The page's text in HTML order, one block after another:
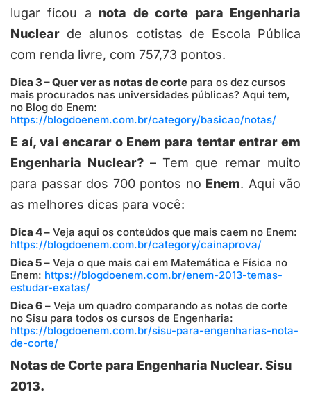
lugar ficou a nota de corte para Engenharia
Nuclear de alunos cotistas de Escola Pública
com renda livre, com 757,73 pontos.
Dica 3 – Quer ver as notas de corte para os dez cursos
mais procurados nas universidades públicas? Aqui tem,
no Blog do Enem:
https://blogdoenem.com.br/category/basicao/notas/
E aí, vai encarar o Enem para tentar entrar em
Engenharia Nuclear? – Tem que remar muito
para passar dos 700 pontos no Enem. Aqui vão
as melhores dicas para você:
Dica 4 – Veja aqui os conteúdos que mais caem no Enem:
https://blogdoenem.com.br/category/cainaprova/
Dica 5 – Veja o que mais cai em Matemática e Física no
Enem: https://blogdoenem.com.br/enem-2013-temas-
estudar-exatas/
Dica 6 – Veja um quadro comparando as notas de corte
no Sisu para todos os cursos de Engenharia:
https://blogdoenem.com.br/sisu-para-engenharias-nota-
de-corte/
Notas de Corte para Engenharia Nuclear. Sisu
2013.